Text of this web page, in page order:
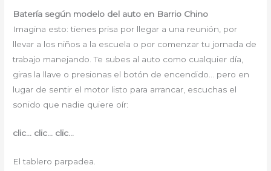
Batería según modelo del auto en Barrio Chino
Imagina esto: tienes prisa por llegar a una reunión, por
llevar a los niños a la escuela o por comenzar tu jornada de
trabajo manejando. Te subes al auto como cualquier día,
giras la llave o presionas el botón de encendido… pero en
lugar de sentir el motor listo para arrancar, escuchas el
sonido que nadie quiere oír:
clic… clic… clic…
El tablero parpadea.